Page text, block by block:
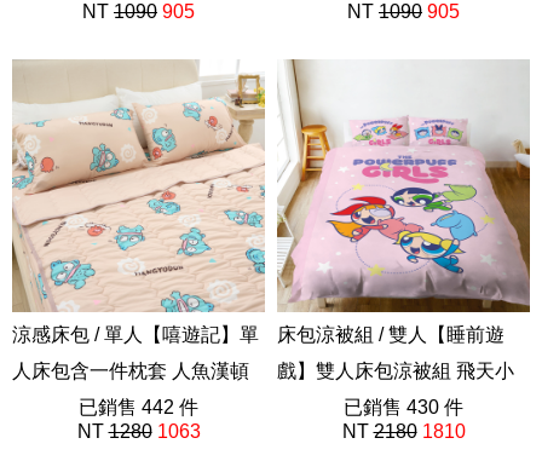
NT 1090 905
NT 1090 905
涼感床包 / 單人【嘻遊記】單
人床包含一件枕套 人魚漢頓
醜魚 卡通 炫冰系列
已銷售 442 件
NT1280 1063
床包涼被組 / 雙人【睡前遊
戲】雙人床包涼被組 飛天小
ABF201
已銷售 430 件
NT2180 1810